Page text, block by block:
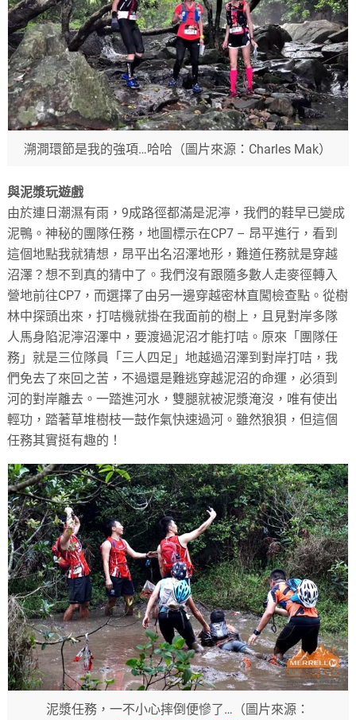
溯澗環節是我的強項…哈哈（圖片來源：Charles Mak）
與泥漿玩遊戲
由於連日潮濕有雨，9成路徑都滿是泥濘，我們的鞋早已變成
泥鴨。神秘的團隊任務，地圖標示在CP7 – 昂平進行，看到
這個地點我就猜想，昂平出名沼澤地形，難道任務就是穿越
沼澤？想不到真的猜中了。我們沒有跟隨多數人走麥徑轉入
營地前往CP7，而選擇了由另一邊穿越密林直闖檢查點。從樹
林中探頭出來，打咭機就掛在我面前的樹上，且見對岸多隊
人馬身陷泥濘沼澤中，要渡過泥沼才能打咭。原來「團隊任
務」就是三位隊員「三人四足」地越過沼澤到對岸打咭，我
們免去了來回之苦，不過還是難逃穿越泥沼的命運，必須到
河的對岸離去。一踏進河水，雙腿就被泥漿淹沒，唯有使出
輕功，踏著草堆樹枝一鼓作氣快速過河。雖然狼狽，但這個
任務其實挺有趣的！
泥漿任務，一不小心摔倒便慘了…（圖片來源：